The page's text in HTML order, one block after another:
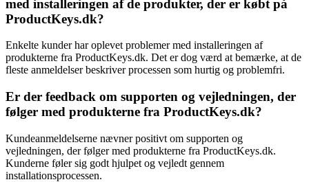
med installeringen af de produkter, der er købt på
ProductKeys.dk?
Enkelte kunder har oplevet problemer med installeringen af
produkterne fra ProductKeys.dk. Det er dog værd at bemærke, at de
fleste anmeldelser beskriver processen som hurtig og problemfri.
Er der feedback om supporten og vejledningen, der
følger med produkterne fra ProductKeys.dk?
Kundeanmeldelserne nævner positivt om supporten og
vejledningen, der følger med produkterne fra ProductKeys.dk.
Kunderne føler sig godt hjulpet og vejledt gennem
installationsprocessen.